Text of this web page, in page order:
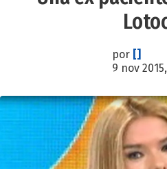
por []
9 nov